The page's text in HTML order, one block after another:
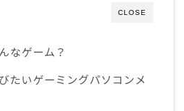
CLOSE
なゲーム？
たいゲーミングパソコンメ